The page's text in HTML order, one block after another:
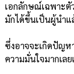
เอกลักษณ์เฉพาะ
มักได้ขึ้นเป็นผู้นำ
ซึ่งอาจจะเกิดปัญห
ความมั่นใจมากเล